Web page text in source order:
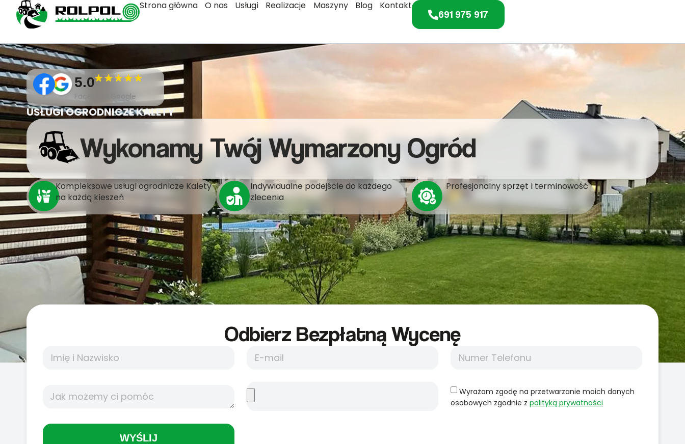
Strona główna O nas Usługi Realizacje Maszyny Blog Kontakt
691 975 917
5.0
Facebook,Google
USŁUGI OGRODNICZE KALETY
Wykonamy Twój Wymarzony Ogród
Kompleksowe usługi ogrodnicze Kalety
na każdą kieszeń
Indywidualne podejście do każdego
zlecenia
Profesjonalny sprzęt i terminowość
Odbierz Bezpłatną Wycenę
Wyrażam zgodę na przetwarzanie moich danych
osobowych zgodnie z polityką prywatności
WYŚLIJ